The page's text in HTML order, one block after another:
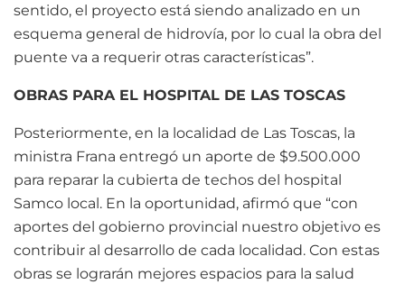
sentido, el proyecto está siendo analizado en un
esquema general de hidrovía, por lo cual la obra del
puente va a requerir otras características”.
OBRAS PARA EL HOSPITAL DE LAS TOSCAS
Posteriormente, en la localidad de Las Toscas, la
ministra Frana entregó un aporte de $9.500.000
para reparar la cubierta de techos del hospital
Samco local. En la oportunidad, afirmó que “con
aportes del gobierno provincial nuestro objetivo es
contribuir al desarrollo de cada localidad. Con estas
obras se lograrán mejores espacios para la salud